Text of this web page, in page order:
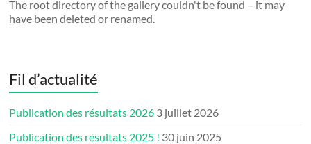
The root directory of the gallery couldn't be found – it may
have been deleted or renamed.
Fil d’actualité
Publication des résultats 2026 3 juillet 2026
Publication des résultats 2025 ! 30 juin 2025